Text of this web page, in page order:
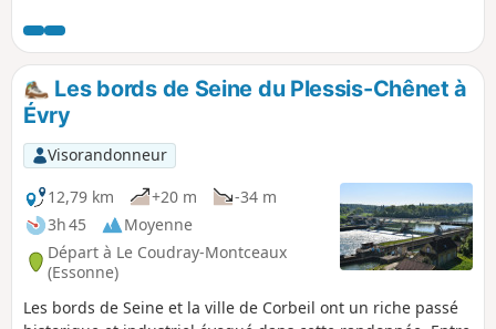
Chevannes, Champcueil, Nainville les Roches, Mondeville,
Ballancourt sur Essonnes
Les bords de Seine du Plessis-Chênet à
Évry
Visorandonneur
12,79 km
+20 m
-34 m
3h 45
Moyenne
Départ à Le Coudray-Montceaux
(Essonne)
Les bords de Seine et la ville de Corbeil ont un riche passé